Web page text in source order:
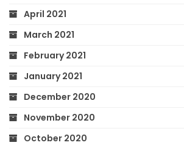
April 2021
March 2021
February 2021
January 2021
December 2020
November 2020
October 2020